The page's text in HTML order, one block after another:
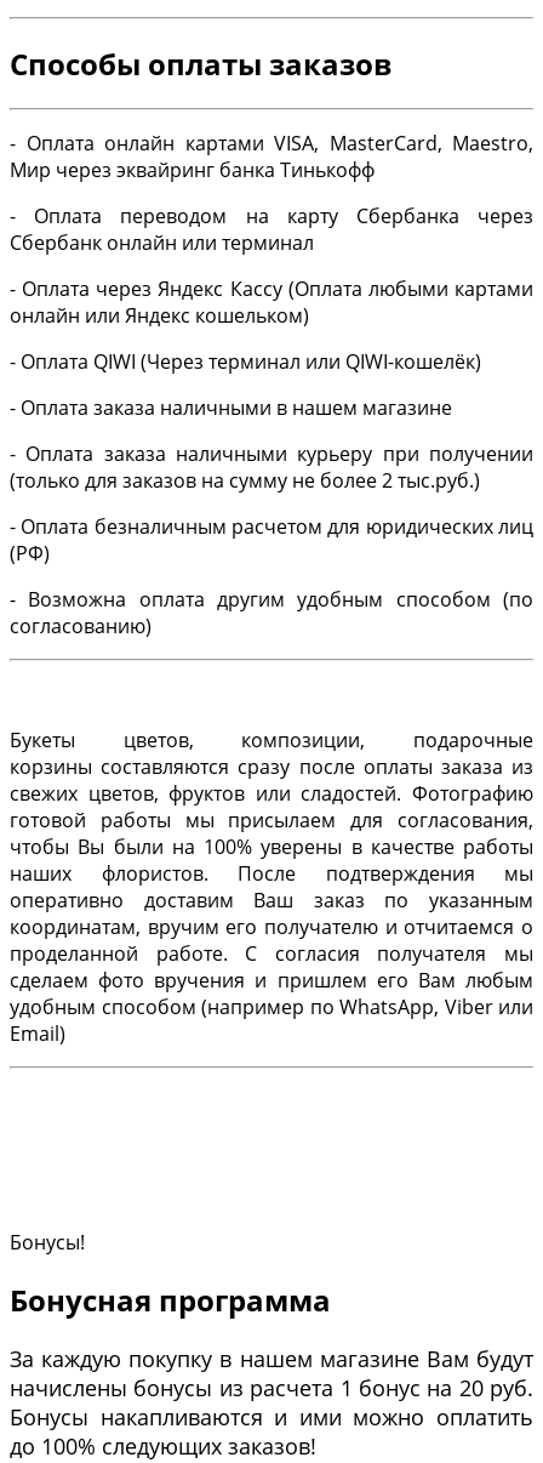
Способы оплаты заказов
- Оплата онлайн картами VISA, MasterCard, Maestro,
Мир через эквайринг банка Тинькофф
- Оплата переводом на карту Сбербанка через
Сбербанк онлайн или терминал
- Оплата через Яндекс Кассу (Оплата любыми картами
онлайн или Яндекс кошельком)
- Оплата QIWI (Через терминал или QIWI-кошелёк)
- Оплата заказа наличными в нашем магазине
- Оплата заказа наличными курьеру при получении
(только для заказов на сумму не более 2 тыс.руб.)
- Оплата безналичным расчетом для юридических лиц
(РФ)
- Возможна оплата другим удобным способом (по
согласованию)
Букеты цветов, композиции, подарочные
корзины составляются сразу после оплаты заказа из
свежих цветов, фруктов или сладостей. Фотографию
готовой работы мы присылаем для согласования,
чтобы Вы были на 100% уверены в качестве работы
наших флористов. После подтверждения мы
оперативно доставим Ваш заказ по указанным
координатам, вручим его получателю и отчитаемся о
проделанной работе. С согласия получателя мы
сделаем фото вручения и пришлем его Вам любым
удобным способом (например по WhatsApp, Viber или
Email)
Бонусы!
Бонусная программа
За каждую покупку в нашем магазине Вам будут
начислены бонусы из расчета 1 бонус на 20 руб.
Бонусы накапливаются и ими можно оплатить
до 100% следующих заказов!